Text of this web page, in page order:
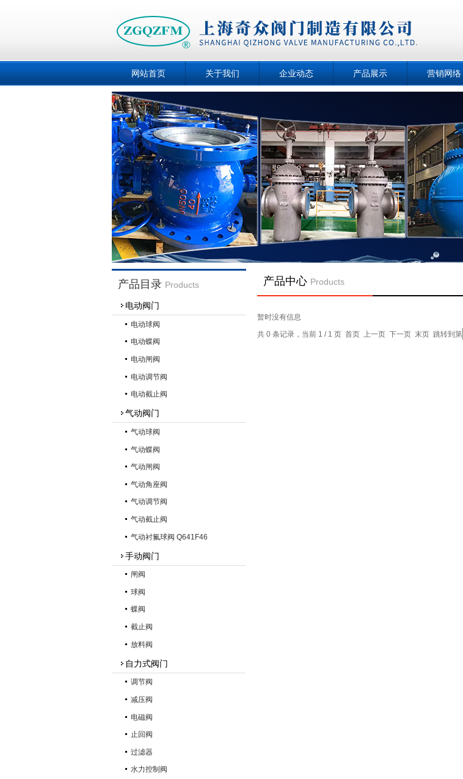
网站首页 关于我们 企业动态 产品展示 营销网络
产品目录 Products
电动阀门
电动球阀
电动蝶阀
电动闸阀
电动调节阀
电动截止阀
气动阀门
气动球阀
气动蝶阀
气动闸阀
气动角座阀
气动调节阀
气动截止阀
气动衬氟球阀 Q641F46
手动阀门
闸阀
球阀
蝶阀
截止阀
放料阀
自力式阀门
调节阀
减压阀
电磁阀
止回阀
过滤器
水力控制阀
产品中心 Products
暂时没有信息
共 0 条记录，当前 1 / 1 页 首页 上一页 下一页 末页 跳转到第